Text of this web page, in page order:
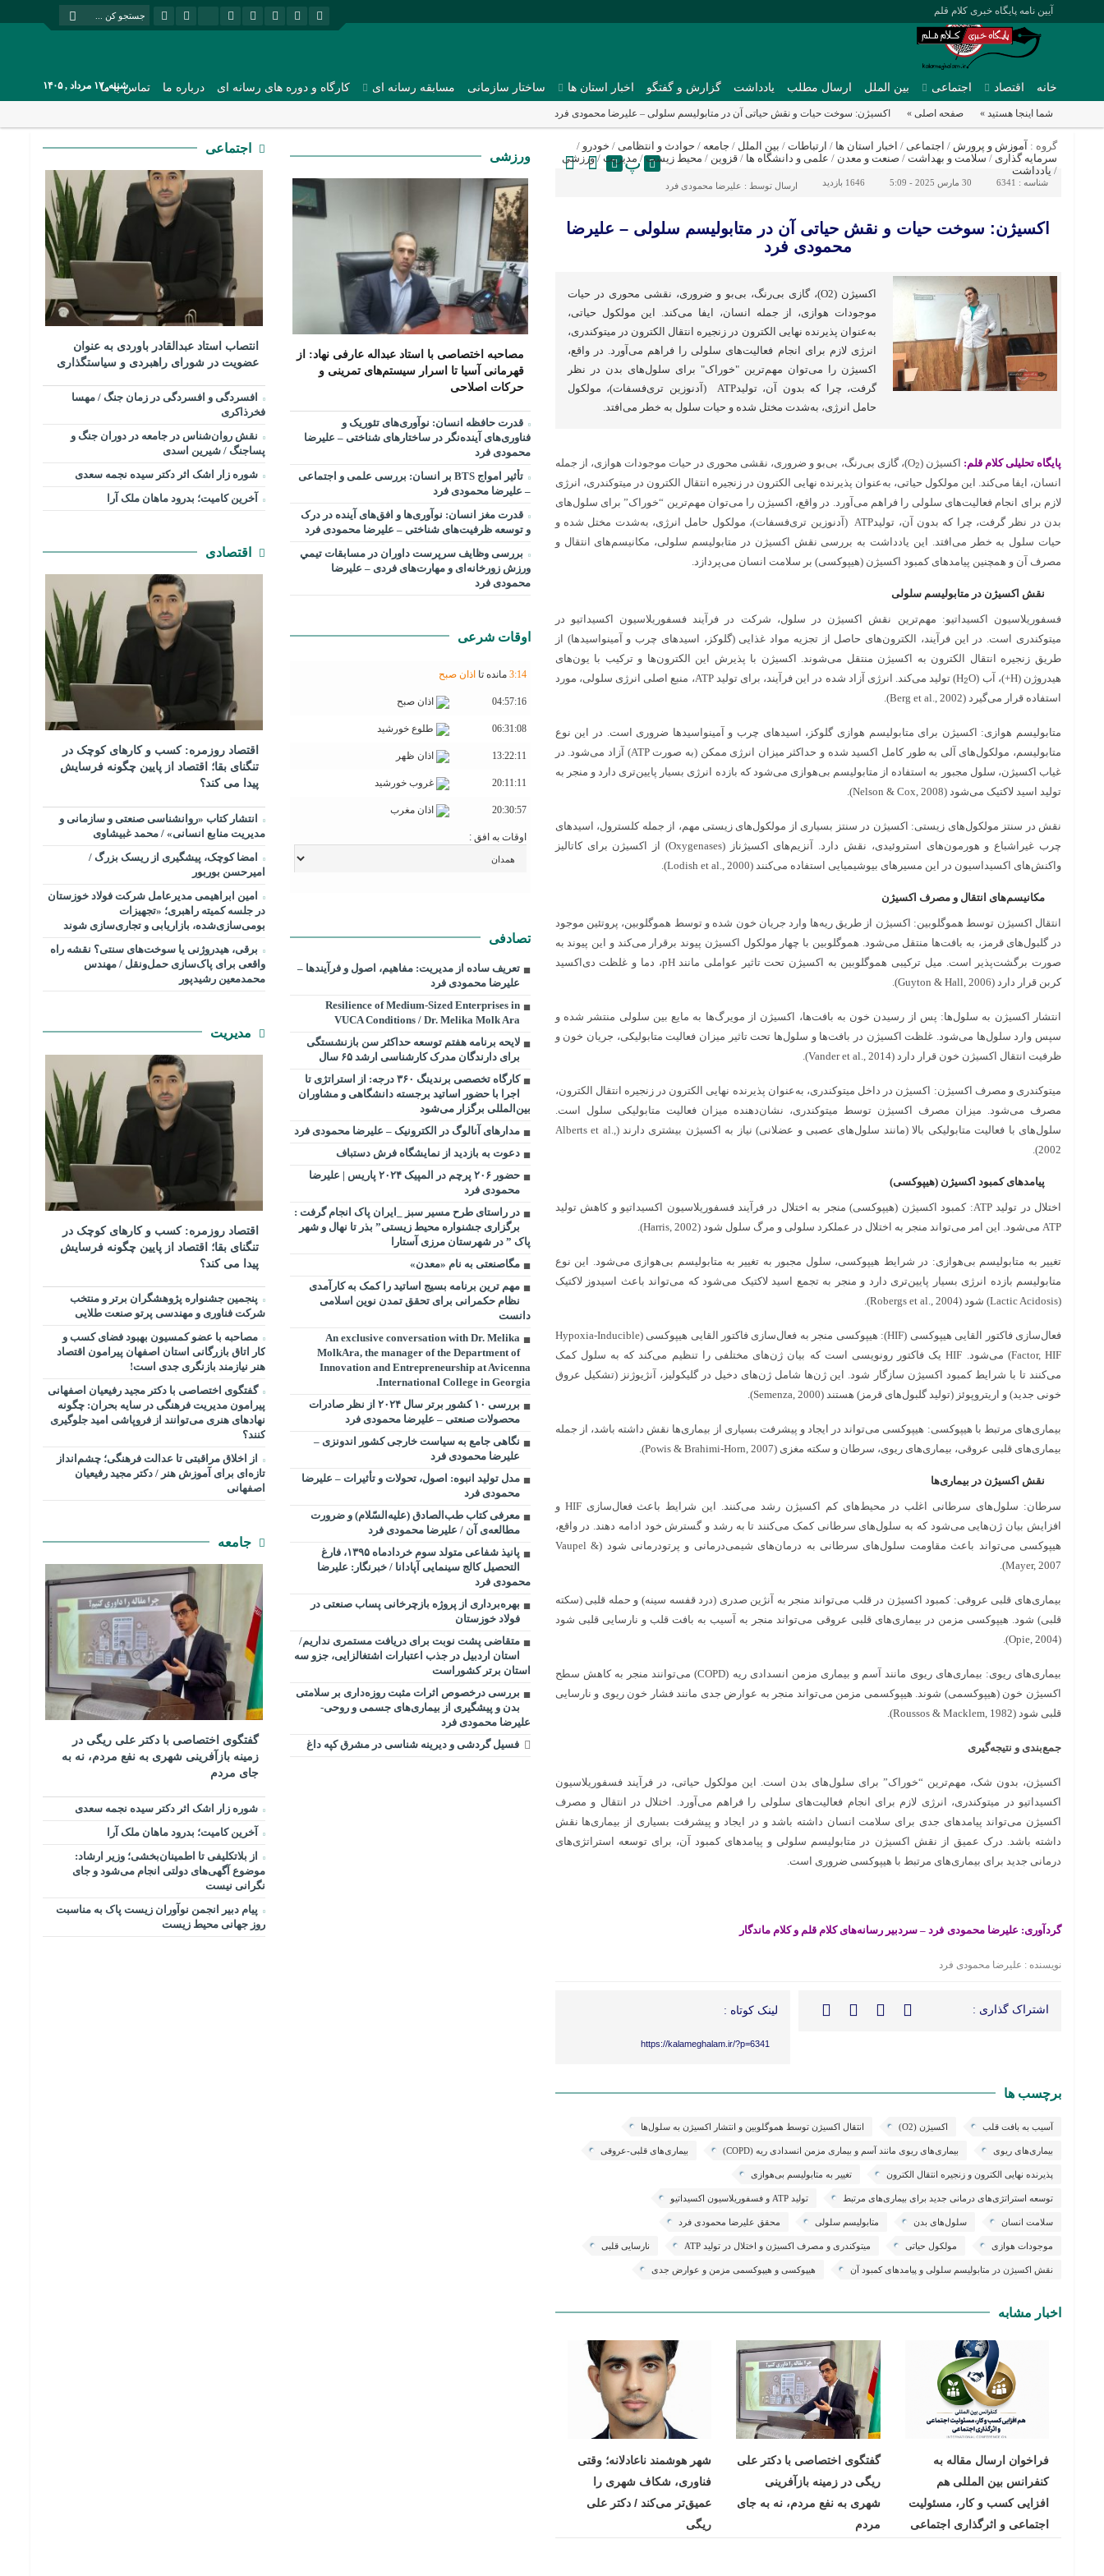
آیین نامه پایگاه خبری کلام قلم
خانه اقتصاد اجتماعی بین الملل ارسال مطلب یادداشت گزارش و گفتگو اخبار استان ها ساختار سازمانی مسابقه رسانه ای کارگاه و دوره های رسانه ای درباره ما تماس با ما
شنبه, ۱۷ مرداد , ۱۴۰۵
شما اینجا هستید » صفحه اصلی » اکسیژن: سوخت حیات و نقش حیاتی آن در متابولیسم سلولی – علیرضا محمودی فرد
گروه : آموزش و پرورش / اجتماعی / اخبار استان ها / ارتباطات / بین الملل / جامعه / حوادث و انتظامی / خودرو /
سرمایه گذاری / سلامت و بهداشت / صنعت و معدن / علمی و دانشگاه ها / قزوین / محیط زیست/ مدیریت /ورزشی
/ یادداشت پ
شناسه : 6341 30 مارس 2025 - 5:09 1646 بازدید ارسال توسط : علیرضا محمودی فرد
اکسیژن: سوخت حیات و نقش حیاتی آن در متابولیسم سلولی – علیرضا
محمودی فرد
اکسیژن (O2)، گازی بی‌رنگ، بی‌بو و ضروری، نقشی محوری در حیات
موجودات هوازی، از جمله انسان، ایفا می‌کند. این مولکول حیاتی،
به‌عنوان پذیرنده نهایی الکترون در زنجیره انتقال الکترون در میتوکندری،
انرژی لازم برای انجام فعالیت‌های سلولی را فراهم می‌آورد. در واقع،
اکسیژن را می‌توان مهم‌ترین "خوراک" برای سلول‌های بدن در نظر
گرفت، چرا که بدون آن، تولیدATP (آدنوزین تری‌فسفات)، مولکول
حامل انرژی، به‌شدت مختل شده و حیات سلول به خطر می‌افتد.
پایگاه تحلیلی کلام قلم: اکسیژن (O2
)، گازی بی‌رنگ، بی‌بو و ضروری، نقشی محوری در حیات موجودات هوازی، از جمله
انسان، ایفا می‌کند. این مولکول حیاتی، به‌عنوان پذیرنده نهایی الکترون در زنجیره انتقال الکترون در میتوکندری، انرژی
لازم برای انجام فعالیت‌های سلولی را فراهم می‌آورد. در واقع، اکسیژن را می‌توان مهم‌ترین “خوراک” برای سلول‌های
بدن در نظر گرفت، چرا که بدون آن، تولیدATP (آدنوزین تری‌فسفات)، مولکول حامل انرژی، به‌شدت مختل شده و
حیات سلول به خطر می‌افتد. این یادداشت به بررسی نقش اکسیژن در متابولیسم سلولی، مکانیسم‌های انتقال و
مصرف آن و همچنین پیامدهای کمبود اکسیژن (هیپوکسی) بر سلامت انسان می‌پردازد.
نقش اکسیژن در متابولیسم سلولی
فسفوریلاسیون اکسیداتیو: مهم‌ترین نقش اکسیژن در سلول، شرکت در فرآیند فسفوریلاسیون اکسیداتیو در
میتوکندری است. در این فرآیند، الکترون‌های حاصل از تجزیه مواد غذایی (گلوکز، اسیدهای چرب و آمینواسیدها) از
طریق زنجیره انتقال الکترون به اکسیژن منتقل می‌شوند. اکسیژن با پذیرش این الکترون‌ها و ترکیب با یون‌های
هیدروژن (H+)، آب (H
2
O) تولید می‌کند. انرژی آزاد شده در این فرآیند، برای تولید ATP، منبع اصلی انرژی سلولی، مورد
استفاده قرار می‌گیرد (Berg et al., 2002).
متابولیسم هوازی: اکسیژن برای متابولیسم هوازی گلوکز، اسیدهای چرب و آمینواسیدها ضروری است. در این نوع
متابولیسم، مولکول‌های آلی به طور کامل اکسید شده و حداکثر میزان انرژی ممکن (به صورت ATP) آزاد می‌شود. در
غیاب اکسیژن، سلول مجبور به استفاده از متابولیسم بی‌هوازی می‌شود که بازده انرژی بسیار پایین‌تری دارد و منجر به
تولید اسید لاکتیک می‌شود (Nelson & Cox, 2008).
نقش در سنتز مولکول‌های زیستی: اکسیژن در سنتز بسیاری از مولکول‌های زیستی مهم، از جمله کلسترول، اسیدهای
چرب غیراشباع و هورمون‌های استروئیدی، نقش دارد. آنزیم‌های اکسیژناز (Oxygenases) از اکسیژن برای کاتالیز
واکنش‌های اکسیداسیون در این مسیرهای بیوشیمیایی استفاده می‌کنند (Lodish et al., 2000).
مکانیسم‌های انتقال و مصرف اکسیژن
انتقال اکسیژن توسط هموگلوبین: اکسیژن از طریق ریه‌ها وارد جریان خون شده و توسط هموگلوبین، پروتئین موجود
در گلبول‌های قرمز، به بافت‌ها منتقل می‌شود. هموگلوبین با چهار مولکول اکسیژن پیوند برقرار می‌کند و این پیوند به
صورت برگشت‌پذیر است. میل ترکیبی هموگلوبین به اکسیژن تحت تاثیر عواملی مانند pH، دما و غلظت دی‌اکسید
کربن قرار دارد (Guyton & Hall, 2006).
انتشار اکسیژن به سلول‌ها: پس از رسیدن خون به بافت‌ها، اکسیژن از مویرگ‌ها به مایع بین سلولی منتشر شده و
سپس وارد سلول‌ها می‌شود. غلظت اکسیژن در بافت‌ها و سلول‌ها تحت تاثیر میزان فعالیت متابولیکی، جریان خون و
ظرفیت انتقال اکسیژن خون قرار دارد (Vander et al., 2014).
میتوکندری و مصرف اکسیژن: اکسیژن در داخل میتوکندری، به‌عنوان پذیرنده نهایی الکترون در زنجیره انتقال الکترون،
مصرف می‌شود. میزان مصرف اکسیژن توسط میتوکندری، نشان‌دهنده میزان فعالیت متابولیکی سلول است.
سلول‌های با فعالیت متابولیکی بالا (مانند سلول‌های عصبی و عضلانی) نیاز به اکسیژن بیشتری دارند (Alberts et al.,
2002).
پیامدهای کمبود اکسیژن (هیپوکسی)
اختلال در تولید ATP: کمبود اکسیژن (هیپوکسی) منجر به اختلال در فرآیند فسفوریلاسیون اکسیداتیو و کاهش تولید
ATP می‌شود. این امر می‌تواند منجر به اختلال در عملکرد سلولی و مرگ سلول شود (Harris, 2002).
تغییر به متابولیسم بی‌هوازی: در شرایط هیپوکسی، سلول مجبور به تغییر به متابولیسم بی‌هوازی می‌شود. این نوع
متابولیسم بازده انرژی بسیار پایین‌تری دارد و منجر به تجمع اسید لاکتیک می‌شود که می‌تواند باعث اسیدوز لاکتیک
(Lactic Acidosis) شود (Robergs et al., 2004).
فعال‌سازی فاکتور القایی هیپوکسی (HIF): هیپوکسی منجر به فعال‌سازی فاکتور القایی هیپوکسی (Hypoxia-Inducible
Factor, HIF) می‌شود. HIF یک فاکتور رونویسی است که بیان ژن‌های مختلفی را تنظیم می‌کند که به سلول کمک
می‌کنند تا با شرایط کمبود اکسیژن سازگار شود. این ژن‌ها شامل ژن‌های دخیل در گلیکولیز، آنژیوژنز (تشکیل عروق
خونی جدید) و اریتروپوئز (تولید گلبول‌های قرمز) هستند (Semenza, 2000).
بیماری‌های مرتبط با هیپوکسی: هیپوکسی می‌تواند در ایجاد و پیشرفت بسیاری از بیماری‌ها نقش داشته باشد، از جمله
بیماری‌های قلبی عروقی، بیماری‌های ریوی، سرطان و سکته مغزی (Powis & Brahimi-Horn, 2007).
نقش اکسیژن در بیماری‌ها
سرطان: سلول‌های سرطانی اغلب در محیط‌های کم اکسیژن رشد می‌کنند. این شرایط باعث فعال‌سازی HIF و
افزایش بیان ژن‌هایی می‌شود که به سلول‌های سرطانی کمک می‌کنند تا به رشد و گسترش خود ادامه دهند. در واقع،
هیپوکسی می‌تواند باعث مقاومت سلول‌های سرطانی به درمان‌های شیمی‌درمانی و پرتودرمانی شود (Vaupel &
Mayer, 2007).
بیماری‌های قلبی عروقی: کمبود اکسیژن در قلب می‌تواند منجر به آنژین صدری (درد قفسه سینه) و حمله قلبی (سکته
قلبی) شود. هیپوکسی مزمن در بیماری‌های قلبی عروقی می‌تواند منجر به آسیب به بافت قلب و نارسایی قلبی شود
(Opie, 2004).
بیماری‌های ریوی: بیماری‌های ریوی مانند آسم و بیماری مزمن انسدادی ریه (COPD) می‌توانند منجر به کاهش سطح
اکسیژن خون (هیپوکسمی) شوند. هیپوکسمی مزمن می‌تواند منجر به عوارض جدی مانند فشار خون ریوی و نارسایی
قلبی شود (Roussos & Macklem, 1982).
جمع‌بندی و نتیجه‌گیری
اکسیژن، بدون شک، مهم‌ترین “خوراک” برای سلول‌های بدن است. این مولکول حیاتی، در فرآیند فسفوریلاسیون
اکسیداتیو در میتوکندری، انرژی لازم برای انجام فعالیت‌های سلولی را فراهم می‌آورد. اختلال در انتقال و مصرف
اکسیژن می‌تواند پیامدهای جدی برای سلامت انسان داشته باشد و در ایجاد و پیشرفت بسیاری از بیماری‌ها نقش
داشته باشد. درک عمیق از نقش اکسیژن در متابولیسم سلولی و پیامدهای کمبود آن، برای توسعه استراتژی‌های
درمانی جدید برای بیماری‌های مرتبط با هیپوکسی ضروری است.
گردآوری: علیرضا محمودی فرد – سردبیر رسانه‌های کلام قلم و کلام ماندگار
نویسنده : علیرضا محمودی فرد
اشتراک گذاری : لینک کوتاه :
https://kalameghalam.ir/?p=6341
برچسب ها
آسیب به بافت قلب اکسیژن (O2) انتقال اکسیژن توسط هموگلوبین و انتشار اکسیژن به سلول‌ها
بیماری‌های ریوی بیماری‌های ریوی مانند آسم و بیماری مزمن انسدادی ریه (COPD) بیماری‌های قلبی-عروقی
پذیرنده نهایی الکترون و زنجیره انتقال الکترون تغییر به متابولیسم بی‌هوازی
توسعه استراتژی‌های درمانی جدید برای بیماری‌های مرتبط تولید ATP و فسفوریلاسیون اکسیداتیو
سلامت انسان سلول‌های بدن متابولیسم سلولی محقق علیرضا محمودی فرد
موجودات هوازی مولکول حیاتی میتوکندری و مصرف اکسیژن و اختلال در تولید ATP نارسایی قلبی
نقش اکسیژن در متابولیسم سلولی و پیامدهای کمبود آن هیپوکسی و هیپوکسمی مزمن و عوارض جدی
اخبار مشابه
فراخوان ارسال مقاله به
کنفرانس بین المللی هم
افزایی کسب و کار، مسئولیت
اجتماعی و اثرگذاری اجتماعی
گفتگوی اختصاصی با دکتر علی
ریگی در زمینه بازآفرینی
شهری به نفع مردم، نه به جای
مردم
شهر هوشمند ناعادلانه؛ وقتی
فناوری، شکاف شهری را
عمیق‌تر می‌کند / دکتر علی
ریگی
ورزشی
مصاحبه اختصاصی با استاد عبداله عارفی نهاد: از
قهرمانی آسیا تا اسرار سیستم‌های تمرینی و
حرکات اصلاحی
قدرت حافظه انسان: نوآوری‌های تئوریک و
فناوری‌های آینده‌نگر در ساختارهای شناختی – علیرضا
محمودی فرد
تأثیر امواج BTS بر انسان: بررسی علمی و اجتماعی
– علیرضا محمودی فرد
قدرت مغز انسان: نوآوری‌ها و افق‌های آینده در درک
و توسعه ظرفیت‌های شناختی – علیرضا محمودی فرد
بررسی وظايف سرپرست داوران در مسابقات تیمي
ورزش زورخانه‌ای و مهارت‌های فردی – علیرضا
محمودی فرد
اوقات شرعی
3:14 مانده تااذان صبح
04:57:16 اذان صبح
06:31:08 طلوع خورشید
13:22:11 اذان ظهر
20:11:11 غروب خورشید
20:30:57 اذان مغرب
اوقات به افق :
تصادفی
تعریف ساده از مدیریت: مفاهیم، اصول و فرآیندها –
علیرضا محمودی فرد
Resilience of Medium-Sized Enterprises in
VUCA Conditions / Dr. Melika Molk Ara
لایحه برنامه هفتم توسعه حداکثر سن بازنشستگی
برای دارندگان مدرک کارشناسی ارشد ۶۵ سال
کارگاه تخصصی برندینگ ۳۶۰ درجه: از استراتژی تا
اجرا با حضور اساتید برجسته دانشگاهی و مشاوران
بین‌المللی برگزار می‌شود
مدارهای آنالوگ در الکترونیک – علیرضا محمودی فرد
دعوت به بازدید از نمایشگاه فرش دستباف
حضور ۲۰۶ پرچم در المپیک ۲۰۲۴ پاریس | علیرضا
محمودی فرد
در راستای طرح مسیر سبز _ایران پاک انجام گرفت :
برگزاری جشنواره محیط زیستی” بذر تا نهال و شهر
پاک ” در شهرستان مرزی آستارا
مگاصنعتی به نام «معدن»
مهم ترین برنامه بسیج اساتید را کمک به کارآمدی
نظام حکمرانی برای تحقق تمدن نوین اسلامی
دانست
An exclusive conversation with Dr. Melika
MolkAra, the manager of the Department of
Innovation and Entrepreneurship at Avicenna
International College in Georgia.
بررسی ۱۰ کشور برتر سال ۲۰۲۴ از نظر صادرات
محصولات صنعتی – علیرضا محمودی فرد
نگاهی جامع به سیاست خارجی کشور اندونزی –
علیرضا محمودی فرد
مدل تولید انبوه: اصول، تحولات و تأثیرات – علیرضا
محمودی فرد
معرفی کتاب طب‌الصادق (علیه‌السّلام) و ضرورت
مطالعه‌ی آن / علیرضا محمودی فرد
پانیذ شفاعی متولد سوم خردادماه ۱۳۹۵، فارغ
التحصیل کالج سینمایی آپادانا / خبرنگار: علیرضا
محمودی فرد
بهره‌برداری از پروژه بازچرخانی پساب صنعتی در
فولاد خوزستان
متقاضی پشت نوبت برای دریافت مستمری نداریم/
استان اردبیل در جذب اعتبارات اشتغالزایی، جزو سه
استان برتر کشوراست
بررسی درخصوص اثرات مثبت روزه‌داری بر سلامتی
بدن و پیشگیری از بیماری‌های جسمی و روحی-
علیرضا محمودی فرد
فسیل گردشی و دیرینه شناسی در مشرق کپه داغ
اجتماعی
انتصاب استاد عبدالقادر باوردی به عنوان
عضویت در شورای راهبردی و سیاستگذاری
افسردگی و افسردگی در زمان جنگ / مهسا
فخرذاکری
نقش روان‌شناس در جامعه در دوران جنگ و
پساجنگ / شیرین اسدی
شوره زار اشک اثر دکتر سیده نجمه سعدی
​آخرین کامیت؛ بدرود ماهان ملک آرا
اقتصادی
اقتصاد روزمره: کسب‌ و کارهای کوچک در
تنگنای بقا؛ اقتصاد از پایین چگونه فرسایش
پیدا می کند؟
انتشار کتاب «روانشناسی صنعتی و سازمانی و
مدیریت منابع انسانی» / محمد غبیشاوی
امضا کوچک، پیشگیری از ریسک بزرگ /
امیرحسن بوربور
امین ابراهیمی مدیرعامل شرکت فولاد خوزستان
در جلسه کمیته راهبری؛ «تجهیزات
بومی‌سازی‌شده، بازاریابی و تجاری‌سازی شوند
برقی، هیدروژنی یا سوخت‌های سنتی؟ نقشه راه
واقعی برای پاک‌سازی حمل‌ونقل / مهندس
محمدمعین رشیدپور
مدیریت
اقتصاد روزمره: کسب‌ و کارهای کوچک در
تنگنای بقا؛ اقتصاد از پایین چگونه فرسایش
پیدا می کند؟
پنجمین جشنواره پژوهشگران برتر و منتخب
شرکت فناوری و مهندسی پرتو صنعت طلایی
مصاحبه با عضو کمسیون بهبود فضای کسب و
کار اتاق بازرگانی استان اصفهان پیرامون اقتصاد
هنر نیازمند بازنگری جدی است!
گفتگوی اختصاصی با دکتر مجید رفیعیان اصفهانی
پیرامون مدیریت فرهنگی در سایه بحران: چگونه
نهادهای هنری می‌توانند از فروپاشی امید جلوگیری
کنند؟
از اخلاق مراقبتی تا عدالت فرهنگی؛ چشم‌انداز
تازه‌ای برای آموزش هنر / دکتر مجید رفیعیان
اصفهانی
جامعه
گفتگوی اختصاصی با دکتر علی ریگی در
زمینه بازآفرینی شهری به نفع مردم، نه به
جای مردم
شوره زار اشک اثر دکتر سیده نجمه سعدی
​آخرین کامیت؛ بدرود ماهان ملک آرا
از بلاتکلیفی تا اطمینان‌بخشی؛ وزیر ارشاد:
موضوع آگهی‌های دولتی انجام می‌شود و جای
نگرانی نیست
پیام دبیر انجمن نوآوران زیست پاک به مناسبت
روز جهانی محیط زیست